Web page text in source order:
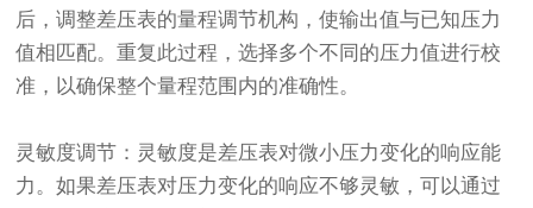
后，调整差压表的量程调节机构，使输出值与已知压力
值相匹配。重复此过程，选择多个不同的压力值进行校
准，以确保整个量程范围内的准确性。
灵敏度调节：灵敏度是差压表对微小压力变化的响应能
力。如果差压表对压力变化的响应不够灵敏，可以通过